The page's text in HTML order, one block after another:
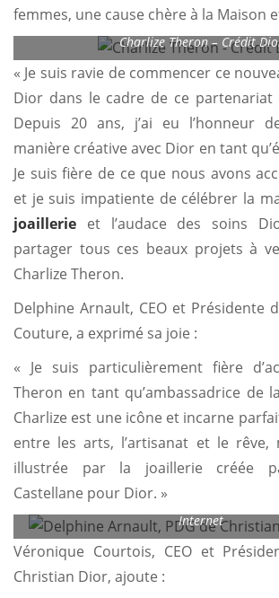
femmes, une cause chère à la Maison
Charlize Theron – Crédit
« Je suis ravie de commencer ce
Dior dans le cadre de ce partenariat
Depuis 20 ans, j’ai eu l’honneur
manière créative avec Dior en tant
Je suis fière de ce que nous avons
et je suis impatiente de célébrer la
joaillerie et l’audace des soins
partager tous ces beaux projets à
Charlize Theron.
Delphine Arnault, CEO et Présidente
Couture, a exprimé sa joie :
« Je suis particulièrement fière
Theron en tant qu’ambassadrice de la
Charlize est une icône et incarne
entre les arts, l’artisanat et le rêve,
illustrée par la joaillerie créée
Castellane pour Dior. »
Delphine Arnault, PDG de Christian Dior
Internet
Véronique Courtois, CEO et
Christian Dior, ajoute :